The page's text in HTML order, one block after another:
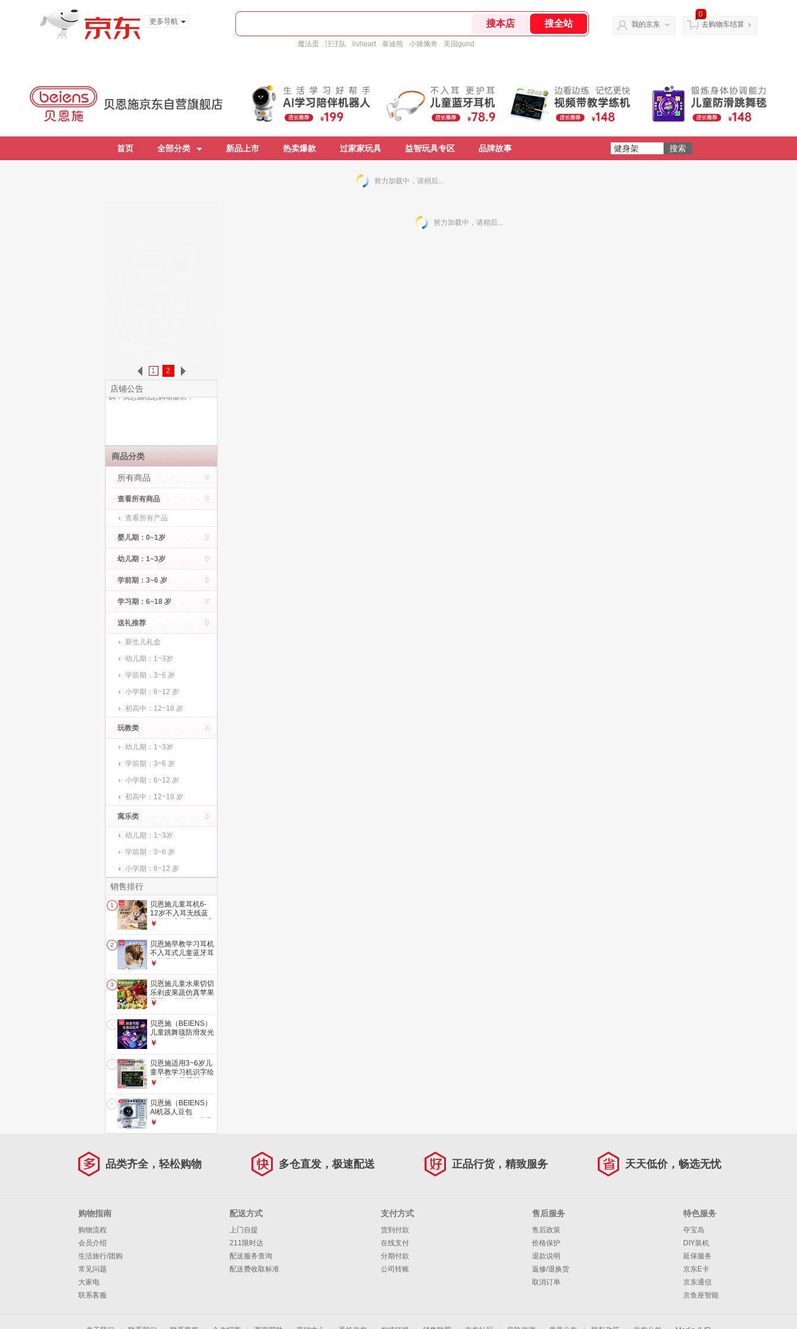
更多导航
魔法蛋 汪汪队 livheart 泰迪熊 小猪佩奇 美国gund
我的京东
0
去购物车结算
首页 全部分类 新品上市 热卖爆款 过家家玩具 益智玩具专区 品牌故事
努力加载中，请稍后...
1 2
店铺公告
品，支持7天无理由退换货，京东
配送，快速到家，请您放心选
购！贝恩施祝您购物愉快！
商品分类
所有商品
查看所有商品
查看所有产品
婴儿期：0~1岁
幼儿期：1~3岁
学前期：3~6 岁
学习期：6~18 岁
送礼推荐
新生儿礼盒
幼儿期：1~3岁
学前期：3~6 岁
小学期：6~12 岁
初高中：12~18 岁
玩教类
幼儿期：1~3岁
学前期：3~6 岁
小学期：6~12 岁
初高中：12~18 岁
寓乐类
幼儿期：1~3岁
学前期：3~6 岁
小学期：6~12 岁
销售排行
1
贝恩施儿童耳机6-
12岁不入耳无线蓝
牙挂耳式传导学生背
￥
2
贝恩施早教学习耳机
不入耳式儿童蓝牙耳
机英语启蒙熏听
￥
3
贝恩施儿童水果切切
乐剥皮果蔬仿真苹果
婴儿可啃咬厨房做饭
￥
4
贝恩施（BEIENS）
儿童跳舞毯防滑发光
款 3~6岁男/女孩生
用跳舞机
￥
5
贝恩施适用3~6岁儿
童早教学习机识字绘
画液晶双屏手写板可
￥
6
贝恩施（BEIENS）
AI机器人豆包
deepseek智能对话
￥
努力加载中，请稍后...
品类齐全，轻松购物 多仓直发，极速配送 正品行货，精致服务 天天低价，畅选无忧
购物指南
购物流程
会员介绍
生活旅行/团购
常见问题
大家电
联系客服
配送方式
上门自提
211限时达
配送服务查询
配送费收取标准
支付方式
货到付款
在线支付
分期付款
公司转账
售后服务
售后政策
价格保护
退款说明
返修/退换货
取消订单
特色服务
夺宝岛
DIY装机
延保服务
京东E卡
京东通信
京鱼座智能